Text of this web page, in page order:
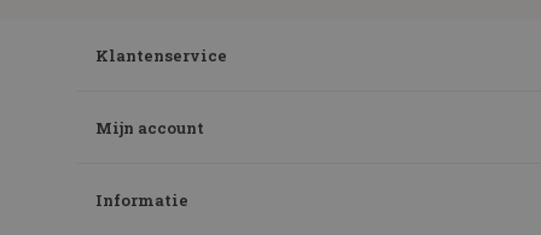
Klantenservice
Mijn account
Informatie